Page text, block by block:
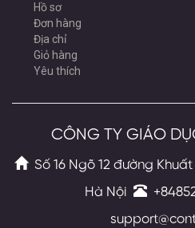
Hồ sơ
Đơn hàng
Địa chỉ
Giỏ hàng
Yêu thích
CÔNG TY GIÁO
Số 16 Ngõ 12 đường
Hà Nội